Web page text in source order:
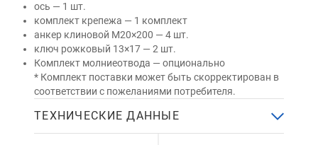
ось — 1 шт.
комплект крепежа — 1 комплект
анкер клиновой М20×200 — 4 шт.
ключ рожковый 13×17 — 2 шт.
Комплект молниеотвода — опционально
* Комплект поставки может быть скорректирован в
соответствии с пожеланиями потребителя.
ТЕХНИЧЕСКИЕ ДАННЫЕ